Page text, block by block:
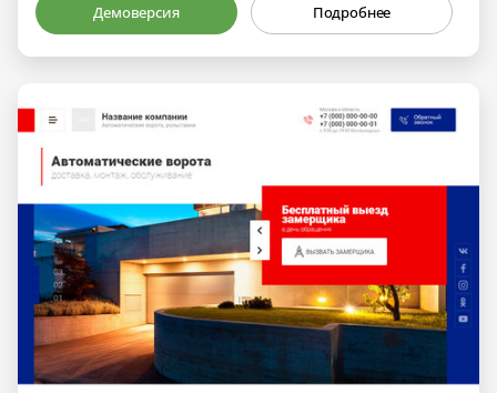
Демоверсия Подробнее